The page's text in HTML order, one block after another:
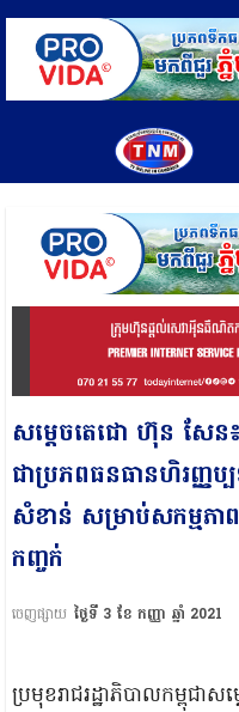
សម្ដេចតេជោ ហ៊ុន សែន
ជាប្រភពធនធានហិរញ្ញ
សំខាន់ សម្រាប់សកម្មភាព
កញ្ចក់
ចេញផ្សាយ ថ្ងៃទី 3 ខែ កញ្ញា ឆ្នាំ 2021
ប្រមុខរាជរដ្ឋាភិបាលកម្ពុជា